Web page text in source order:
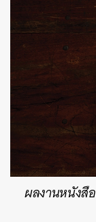
ผลงานหนังสื